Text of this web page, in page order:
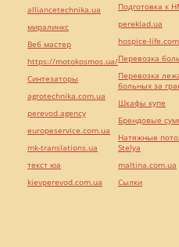
alliancetechnika.ua
миралинкс
Веб мастер
https://motokosmos.ua/
Синтезаторы
agrotechnika.com.ua
perevod.agency
europeservice.com.ua
mk-translations.ua
текст юа
kievperevod.com.ua
Подготовка к
pereklad.ua
hospice-
Перевозка
Перевозка
больных за
Шкафы купе
Брендовые
Натяжные
Stelya
maltina.com.ua
Cылки